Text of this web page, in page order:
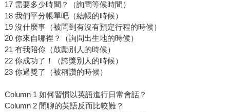
17 需要多少時間？（詢問等候時間）
18 我們平分帳單吧（結帳的時候）
19 沒什麼事（被問到有沒有預定行程的時候）
20 你來自哪裡？（詢問出生地的時候）
21 有我陪你（鼓勵別人的時候）
22 你成功了！（誇獎別人的時候）
23 你過獎了（被稱讚的時候）
Column 1 如何習慣以英語進行日常會話？
Column 2 閒聊的英語反而比較難？